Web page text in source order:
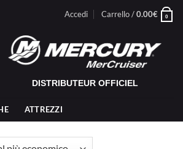
Accedi Carrello /0.00€ 0
DISTRIBUTEUR OFFICIEL
ATTREZZI